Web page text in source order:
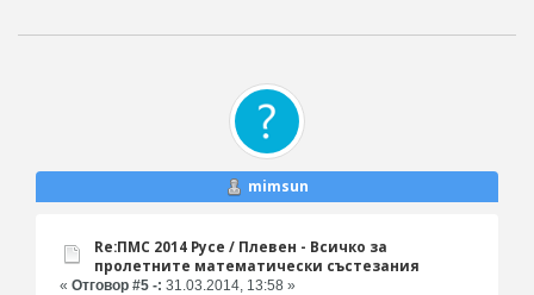
mimsun
Re:ПМС 2014 Русе / Плевен - Всичко за
пролетните математически състезания
« Отговор #5 -: 31.03.2014, 13:58 »